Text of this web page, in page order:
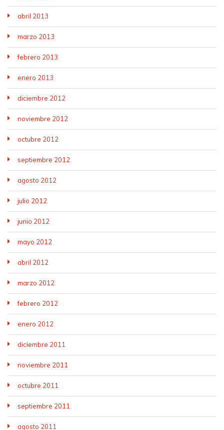
abril 2013
marzo 2013
febrero 2013
enero 2013
diciembre 2012
noviembre 2012
octubre 2012
septiembre 2012
agosto 2012
julio 2012
junio 2012
mayo 2012
abril 2012
marzo 2012
febrero 2012
enero 2012
diciembre 2011
noviembre 2011
octubre 2011
septiembre 2011
agosto 2011